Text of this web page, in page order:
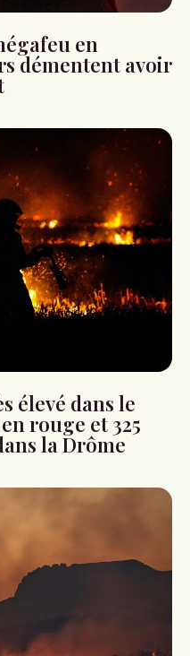
en
démentent avoir
élevé dans le
rouge et 325
la Drôme